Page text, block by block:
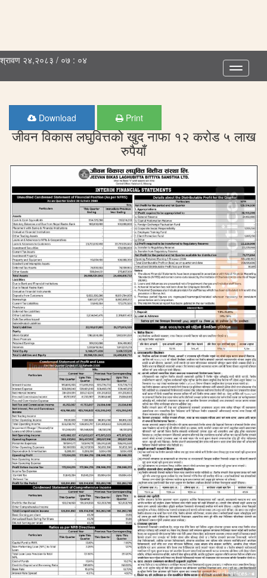
Toggle
श्रावण २४,२०८३ / ०७ : ०४
Download Print
जीवन विकास लघुवित्तको खुद नाफा १२ करोड ५ लाख
रुपैयाँ